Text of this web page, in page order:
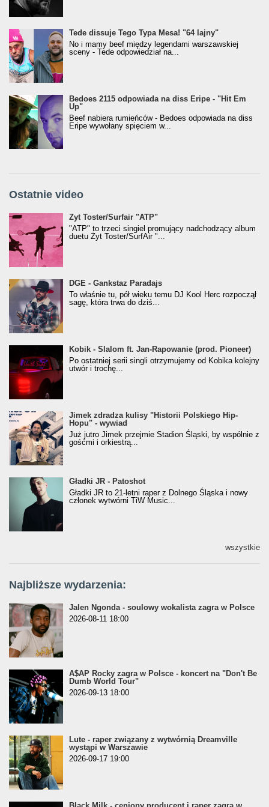
Tede dissuje Tego Typa Mesa! "64 lajny"
No i mamy beef między legendami warszawskiej
sceny - Tede odpowiedział na...
Bedoes 2115 odpowiada na diss Eripe - "Hit Em
Up"
Beef nabiera rumieńców - Bedoes odpowiada na diss
Eripe wywołany spięciem w...
Ostatnie video
Żyt Toster/SurfAir - ATP VIDEO
Żyt Toster/Surfair "ATP"
"ATP" to trzeci singiel promujący nadchodzący album
duetu Żyt Toster/SurfAir "...
donGURALesko z nagrodą za
Klasyczny/Trueschoolowy Album Roku
(Popkillery 2023)
DGE - Gankstaz Paradajs
To właśnie tu, pół wieku temu DJ Kool Herc rozpoczął
sagę, która trwa do dziś...
Kobik - Slalom ft. Jan-Rapowanie (prod. Pioneer)
[Official Music Visualiser]
Kobik - Slalom ft. Jan-Rapowanie (prod. Pioneer)
Po ostatniej serii singli otrzymujemy od Kobika kolejny
utwór i trochę...
Jimek zdradza kulisy "Historii Polskiego Hip-
Hopu" - wywiad
Jimek zdradza kulisy "Historii Polskiego Hip-
Hopu" - wywiad
Już jutro Jimek przejmie Stadion Śląski, by wspólnie z
gośćmi i orkiestrą...
Gładki JR - Patoshot
Gładki JR - Patoshot
Gładki JR to 21-letni raper z Dolnego Śląska i nowy
członek wytwórni TiW Music...
wszystkie
Najbliższe wydarzenia:
Jalen Ngonda - soulowy wokalista zagra w Polsce
2026-08-11 18:00
A$AP Rocky zagra w Polsce - koncert na "Don't Be
Dumb World Tour"
2026-09-13 18:00
Lute - raper związany z wytwórnią Dreamville
wystąpi w Warszawie
2026-09-17 19:00